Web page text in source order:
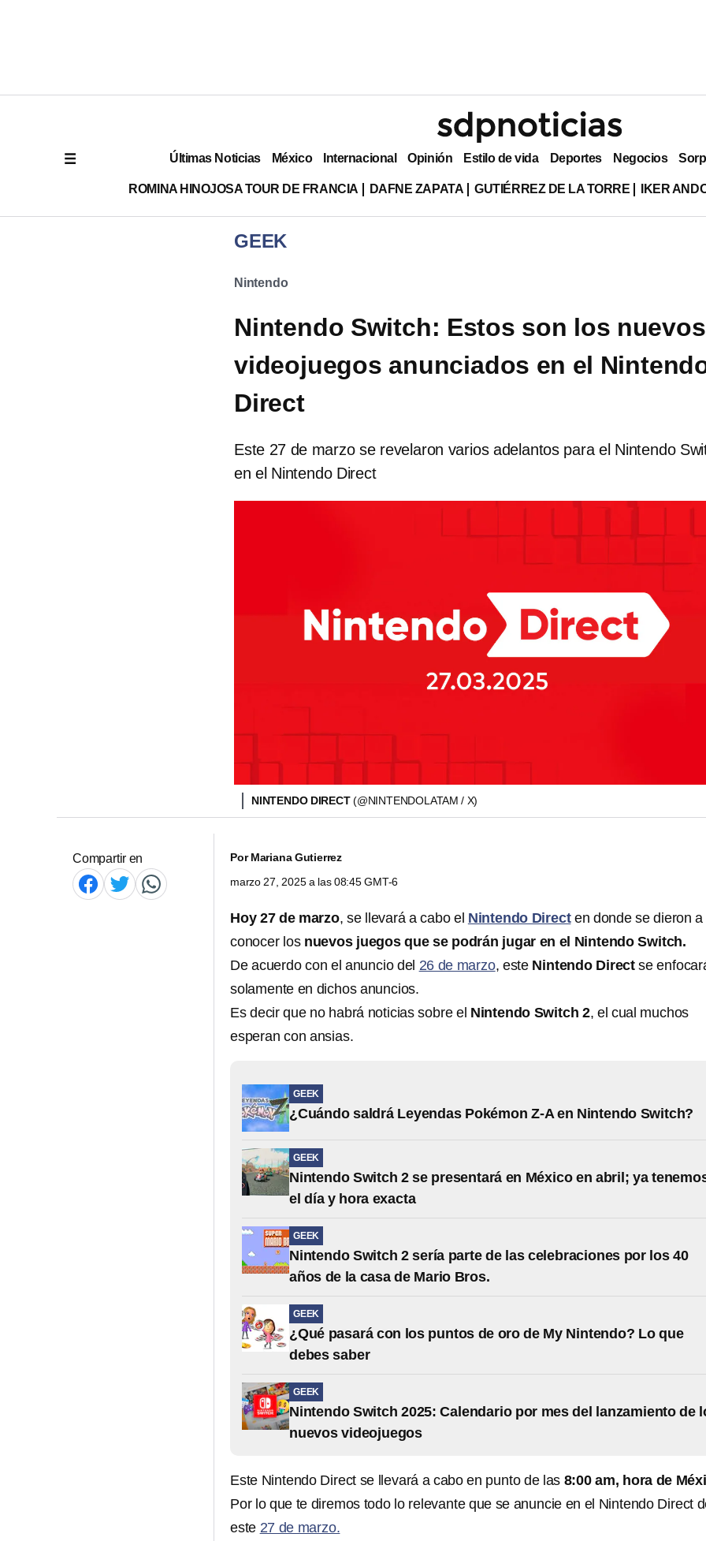
Últimas Noticias México Internacional Opinión Estilo de vida Deportes Negocios
ROMINA HINOJOSA TOUR DE FRANCIA DAFNE ZAPATA GUTIÉRREZ DE LA TORRE IKER
GEEK
Nintendo
Nintendo Switch: Estos son los nuevos
videojuegos anunciados en el
Direct
Este 27 de marzo se revelaron varios adelantos para el Nintendo
en el Nintendo Direct
NINTENDO DIRECT(@NINTENDOLATAM / X)
Compartir en PorMariana Gutierrez
marzo 27, 2025 a las 08:45 GMT-6
Hoy 27 de marzo, se llevará a cabo el Nintendo Directen donde se dieron a
conocer los nuevos juegos que se podrán jugar en el Nintendo Switch.
De acuerdo con el anuncio del 26 de marzo, este Nintendo Direct se
solamente en dichos anuncios.
Es decir que no habrá noticias sobre el Nintendo Switch 2, el cual muchos
esperan con ansias.
GEEK
¿Cuándo saldrá Leyendas Pokémon Z-A en Nintendo Switch?
GEEK
Nintendo Switch 2 se presentará en México en abril; ya
el día y hora exacta
GEEK
Nintendo Switch 2 sería parte de las celebraciones por los 40
años de la casa de Mario Bros.
GEEK
¿Qué pasará con los puntos de oro de My Nintendo? Lo que
debes saber
GEEK
Nintendo Switch 2025: Calendario por mes del lanzamiento de
nuevos videojuegos
Este Nintendo Direct se llevará a cabo en punto de las 8:00 am, hora de
Por lo que te diremos todo lo relevante que se anuncie en el Nintendo Direct
este 27 de marzo.